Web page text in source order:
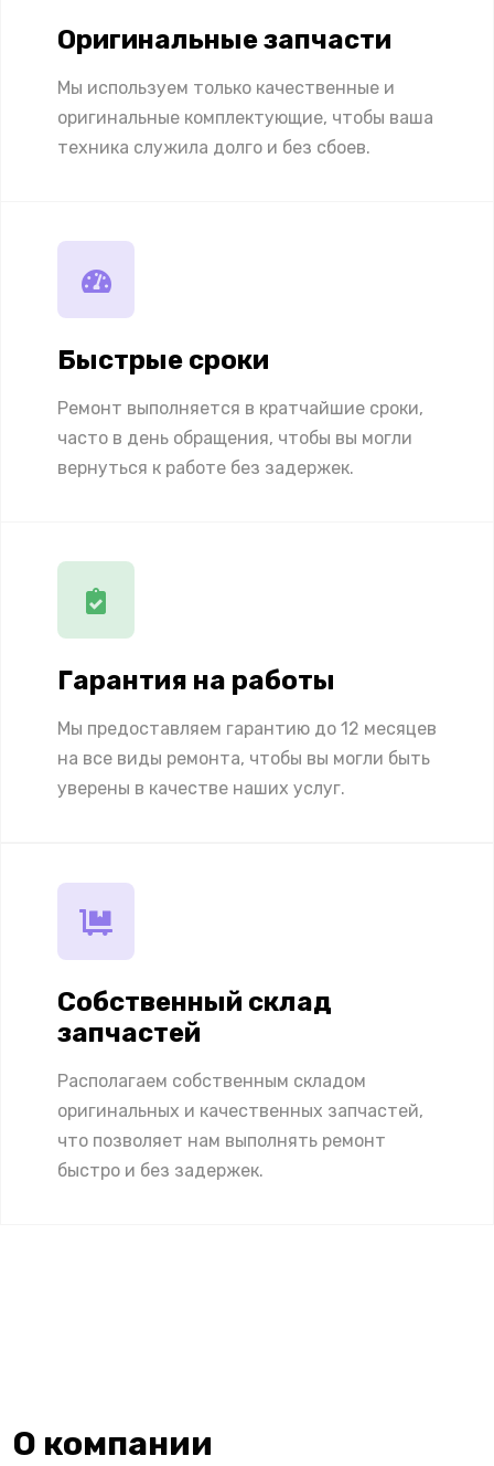
Оригинальные запчасти
Мы используем только качественные и
оригинальные комплектующие, чтобы ваша
техника служила долго и без сбоев.
Быстрые сроки
Ремонт выполняется в кратчайшие сроки,
часто в день обращения, чтобы вы могли
вернуться к работе без задержек.
Гарантия на работы
Мы предоставляем гарантию до 12 месяцев
на все виды ремонта, чтобы вы могли быть
уверены в качестве наших услуг.
Собственный склад
запчастей
Располагаем собственным складом
оригинальных и качественных запчастей,
что позволяет нам выполнять ремонт
быстро и без задержек.
О компании